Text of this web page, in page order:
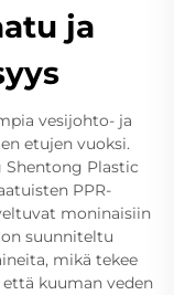
ja
vesijohto- ja
etujen vuoksi.
Shentong Plastic
PPR-
moninaisiin
suunniteltu
mikä tekee
kuuman veden